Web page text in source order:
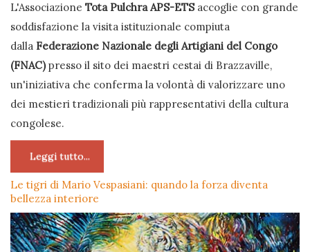
L'Associazione Tota Pulchra APS-ETSaccoglie con grande
soddisfazione la visita istituzionale compiuta
dalla Federazione Nazionale degli Artigiani del Congo
(FNAC)presso il sito dei maestri cestai di Brazzaville,
un'iniziativa che conferma la volontà di valorizzare uno
dei mestieri tradizionali più rappresentativi della cultura
congolese.
Leggi tutto...
Le tigri di Mario Vespasiani: quando la forza diventa
bellezza interiore